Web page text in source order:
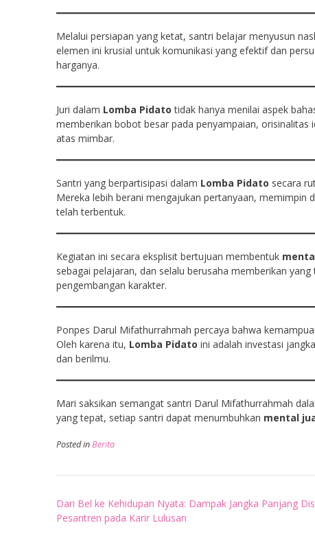
Melalui persiapan yang ketat, santri belajar menyusun
elemen ini krusial untuk komunikasi yang efektif dan
harganya.
Juri dalam Lomba Pidato tidak hanya menilai aspek
memberikan bobot besar pada penyampaian,
atas mimbar.
Santri yang berpartisipasi dalam Lomba Pidato secara
Mereka lebih berani mengajukan pertanyaan, memimpin
telah terbentuk.
Kegiatan ini secara eksplisit bertujuan membentuk
sebagai pelajaran, dan selalu berusaha memberikan
pengembangan karakter.
Ponpes Darul Mifathurrahmah percaya bahwa
Oleh karena itu, Lomba Pidato ini adalah investasi
dan berilmu.
Mari saksikan semangat santri Darul Mifathurrahmah
yang tepat, setiap santri dapat menumbuhkan mental
Posted inBerita
Post
navigation
Dari Bel ke Kehidupan Nyata: Dampak Jangka Panjang
Pesantren pada Karir Lulusan